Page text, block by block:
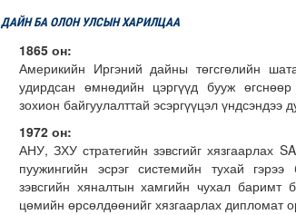
ДАЙН БА ОЛОН УЛСЫН ХАРИЛЦАА
1865 он:
Америкийн Иргэний дайны төгсгөлийн
удирдсан өмнөдийн цэргүүд бууж
зохион байгуулалттай эсэргүүцэл үндсэндээ
1972 он:
АНУ, ЗХУ стратегийн зэвсгийг хязгаарлах
пуужингийн эсрэг системийн тухай
зэвсгийн хяналтын хамгийн чухал баримт
цөмийн өрсөлдөөнийг хязгаарлах дипломат